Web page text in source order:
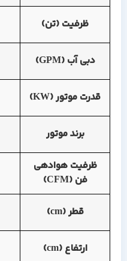
ظرفیت (تن)
دبی آب (GPM)
قدرت موتور (KW)
برند موتور
ظرفیت هوادهی
فن (CFM)
قطر (cm)
ارتفاع (cm)